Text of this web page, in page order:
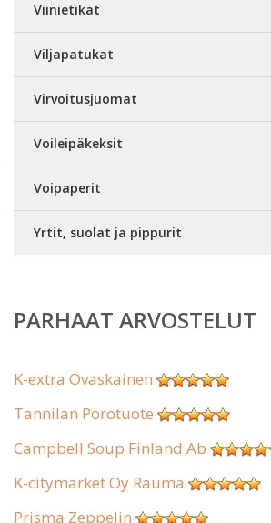
Viinietikat
Viljapatukat
Virvoitusjuomat
Voileipäkeksit
Voipaperit
Yrtit, suolat ja pippurit
PARHAAT ARVOSTELUT
K-extra Ovaskainen
Tannilan Porotuote
Campbell Soup Finland Ab
K-citymarket Oy Rauma
Prisma Zeppelin